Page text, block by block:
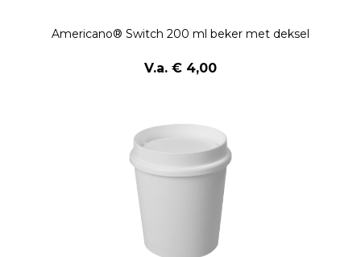
Americano® Switch 200 ml beker met deksel
V.a. € 4,00